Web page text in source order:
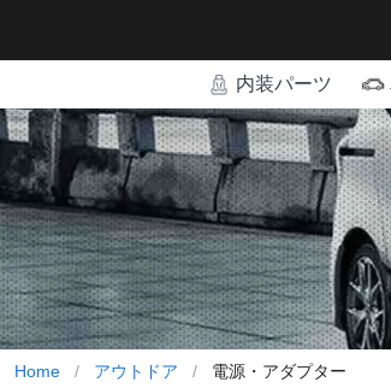
内装パーツ
Home / アウトドア / 電源・アダプター